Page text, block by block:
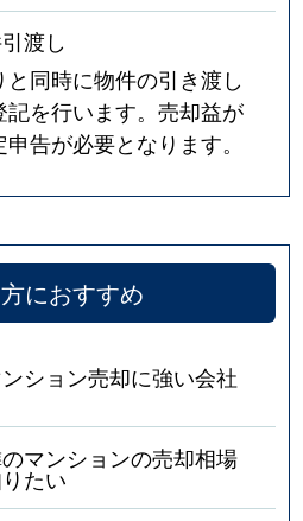
渡し
同時に物件の引き渡し
を行います。売却益が
告が必要となります。
におすすめ
ション売却に強い会社
マンションの売却相場
たい